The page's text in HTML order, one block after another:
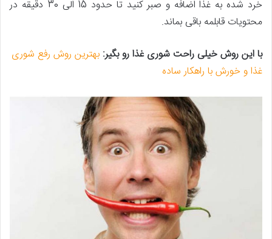
خرد شده به غذا اضافه و صبر کنید تا حدود 15 الی 30 دقیقه در
محتویات قابلمه باقی بماند.
با این روش خیلی راحت شوری غذا رو بگیر: بهترین روش رفع شوری
غذا و خورش با راهکار ساده